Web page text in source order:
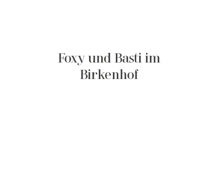
Foxy und Basti im
Birkenhof